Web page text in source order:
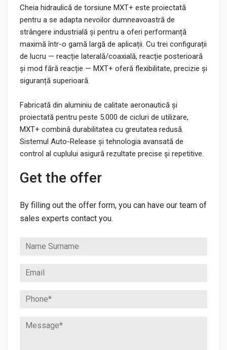
Cheia hidraulică de torsiune MXT+ este proiectată
pentru a se adapta nevoilor dumneavoastră de
strângere industrială și pentru a oferi performanță
maximă într-o gamă largă de aplicații. Cu trei configurații
de lucru — reacție laterală/coaxială, reacție posterioară
și mod fără reacție — MXT+ oferă flexibilitate, precizie și
siguranță superioară.
Fabricată din aluminiu de calitate aeronautică și
proiectată pentru peste 5.000 de cicluri de utilizare,
MXT+ combină durabilitatea cu greutatea redusă.
Sistemul Auto-Release și tehnologia avansată de
control al cuplului asigură rezultate precise și repetitive.
Get the offer
By filling out the offer form, you can have our team of
sales experts contact you.